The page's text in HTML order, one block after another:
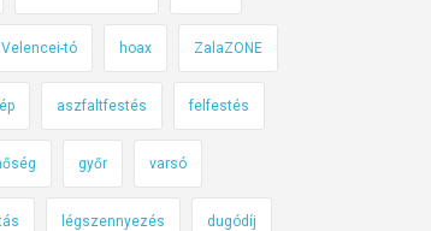
Velencei-tó hoax ZalaZONE
aszfaltfestés felfestés
győr varsó
légszennyezés dugódíj